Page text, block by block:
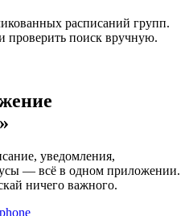
расписаний групп.
поиск вручную.
уведомления,
— всё в одном приложении.
ничего важного.